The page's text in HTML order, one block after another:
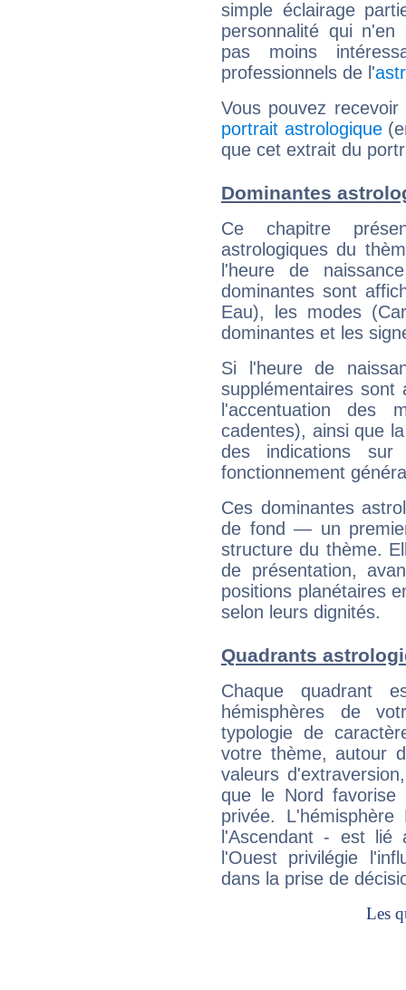
simple éclairage
personnalité qui n'en
pas moins
professionnels de l'
Vous pouvez
portrait astrologique
que cet extrait du
Dominantes
Ce chapitre
astrologiques du
l'heure de
dominantes sont
Eau), les modes
dominantes et les
Si l'heure de
supplémentaires sont
l'accentuation des
cadentes), ainsi que
des indications sur
fonctionnement
Ces dominantes
de fond — un
structure du thème.
de présentation,
positions planétaires
selon leurs dignités.
Quadrants
Chaque quadrant
hémisphères de
typologie de
votre thème, autour
valeurs
que le Nord favorise
privée.
l'Ascendant - est
l'Ouest privilégie
dans la prise de